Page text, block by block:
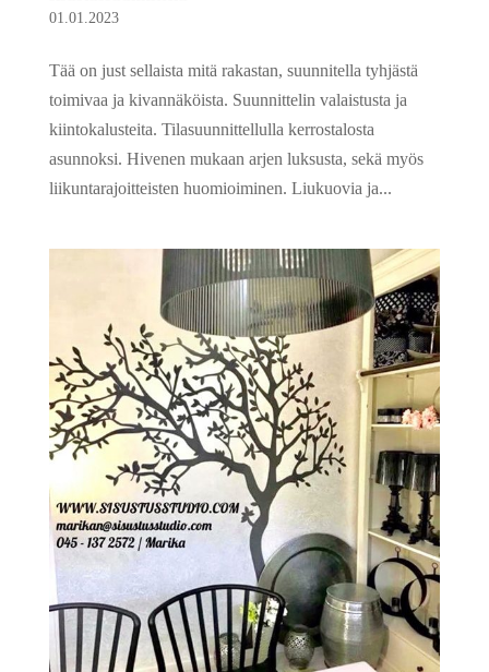
01.01.2023
Tää on just sellaista mitä rakastan, suunnitella tyhjästä
toimivaa ja kivannäköista. Suunnittelin valaistusta ja
kiintokalusteita. Tilasuunnittellulla kerrostalosta
asunnoksi. Hivenen mukaan arjen luksusta, sekä myös
liikuntarajoitteisten huomioiminen. Liukuovia ja...